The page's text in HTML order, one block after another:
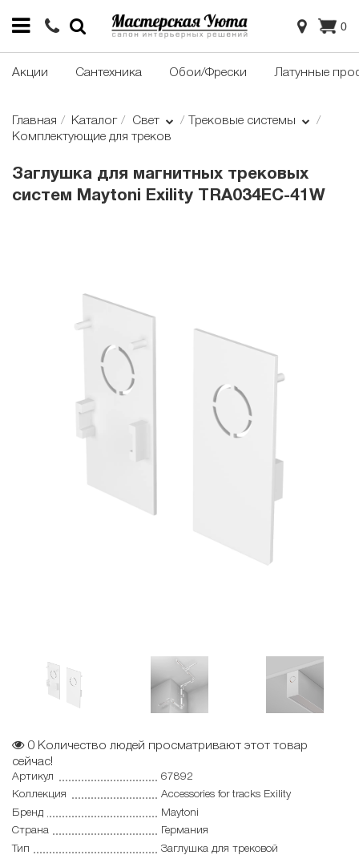
0
Акции Сантехника Обои/Фрески Латунные
Главная Каталог Свет
Трековые системы
Комплектующие для треков
Заглушка для магнитных трековых
систем Maytoni Exility TRA034EC-41W
0 Количество людей просматривают этот товар
сейчас!
Артикул
67892
Коллекция
Accessories for tracks Exility
Бренд
Maytoni
Страна
Германия
Тип
Заглушка для трековой